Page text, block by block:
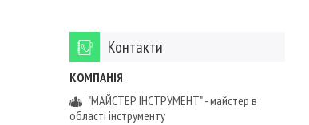
Контакти
"МАЙСТЕР ІНСТРУМЕНТ" - майстер в
області інструменту